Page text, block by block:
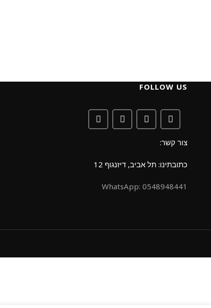
FOLLOW US
צור קשר:
כתובתינו: תל אביב, דיזנגוף 12
0548948441 :WhatsApp